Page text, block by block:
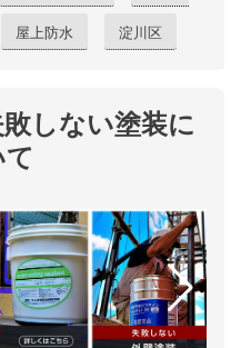
屋上防水 淀川区
しない塗装に